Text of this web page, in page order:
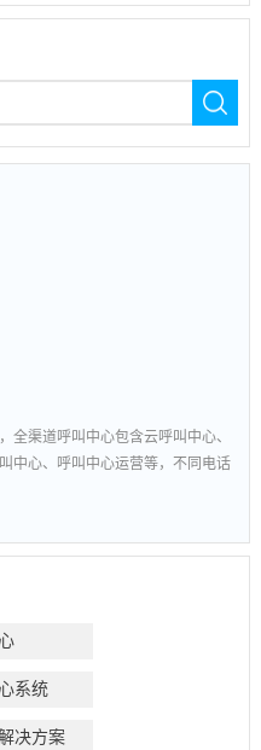
全渠道呼叫中心包含云呼叫中心、
中心、呼叫中心运营等，不同电话
系统
决方案